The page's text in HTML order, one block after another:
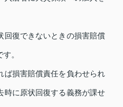
回復できないときの損害賠償
。
ば損害賠償責任を負わせられ
時に原状回復する義務が課せ